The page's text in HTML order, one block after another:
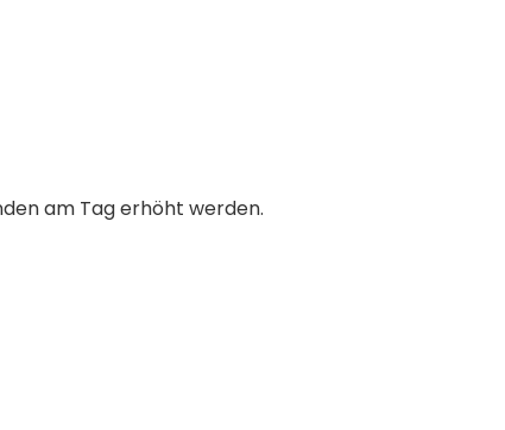
am Tag erhöht werden.